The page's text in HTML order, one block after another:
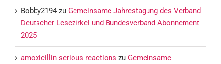
Bobby2194 zu Gemeinsame Jahrestagung des Verband
Deutscher Lesezirkel und Bundesverband Abonnement
2025
amoxicillin serious reactions zu Gemeinsame